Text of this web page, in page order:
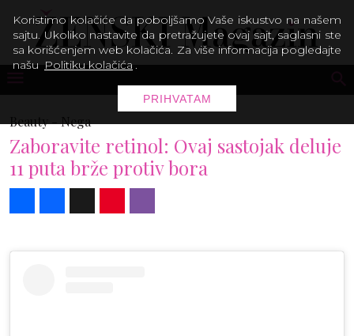
Beauty -Nega
Zaboravite retinol: Ovaj sastojak deluje
11 puta brže protiv bora
Koristimo kolačiće da poboljšamo Vaše iskustvo na našem
sajtu. Ukoliko nastavite da pretražujete ovaj sajt, saglasni ste
sa korišćenjem web kolačića. Za više informacija pogledajte
našu Politiku kolačića .
PRIHVATAM